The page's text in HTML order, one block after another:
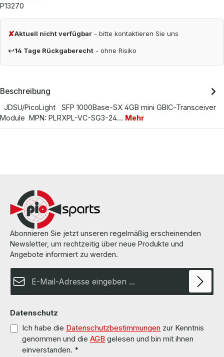
P13270
✘Aktuell nicht verfügbar - bitte kontaktieren Sie uns
↩14 Tage Rückgaberecht - ohne Risiko
Beschreibung
JDSU/PicoLight SFP 1000Base-SX 4GB mini GBIC-Transceiver
Module MPN: PLRXPL-VC-SG3-24… Mehr
Abonnieren Sie jetzt unseren regelmäßig erscheinenden
Newsletter, um rechtzeitig über neue Produkte und
Angebote informiert zu werden.
Datenschutz
Ich habe die Datenschutzbestimmungen zur Kenntnis
genommen und die AGB gelesen und bin mit ihnen
einverstanden. *